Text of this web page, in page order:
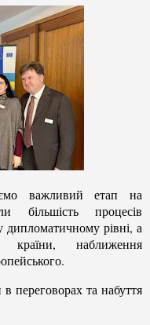
важливий етап на
більшість процесів
дипломатичному рівні, а
наближення
переговорах та набуття